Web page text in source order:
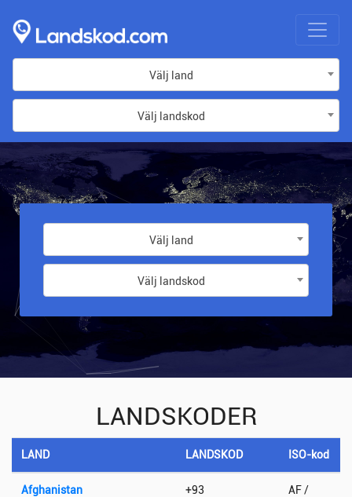
Välj land
Välj landskod
Välj land
Välj landskod
LANDSKODER
LAND LANDSKOD ISO-kod
Afghanistan +93
AF /